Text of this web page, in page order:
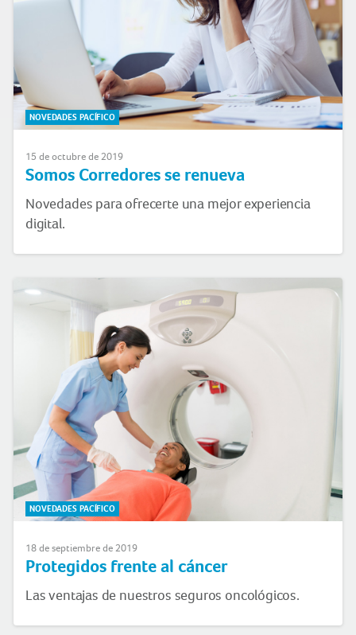
NOVEDADES PACÍFICO
15 de octubre de 2019
Somos Corredores se renueva
Novedades para ofrecerte una mejor experiencia
digital.
NOVEDADES PACÍFICO
18 de septiembre de 2019
Protegidos frente al cáncer
Las ventajas de nuestros seguros oncológicos.